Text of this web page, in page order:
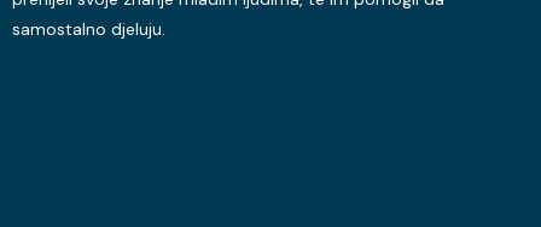
samostalno djeluju.